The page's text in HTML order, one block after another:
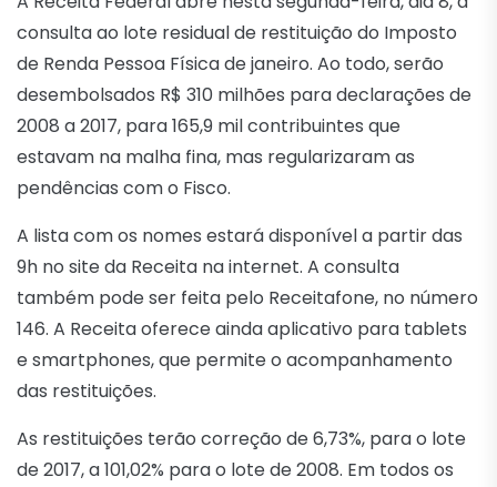
consulta ao lote residual de restituição do Imposto
de Renda Pessoa Física de janeiro. Ao todo, serão
desembolsados R$ 310 milhões para declarações de
2008 a 2017, para 165,9 mil contribuintes que
estavam na malha fina, mas regularizaram as
pendências com o Fisco.
A lista com os nomes estará disponível a partir das
9h no site da Receita na internet. A consulta
também pode ser feita pelo Receitafone, no número
146. A Receita oferece ainda aplicativo para tablets
e smartphones, que permite o acompanhamento
das restituições.
As restituições terão correção de 6,73%, para o lote
de 2017, a 101,02% para o lote de 2008. Em todos os